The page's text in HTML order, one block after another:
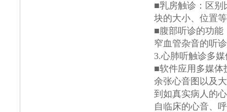
■乳房触诊：区别
块的大小、位置
■腹部听诊的功能
窄血管杂音的听
3.心肺听触诊多
■软件应用多媒体
余张心音图以及
到如真实病人的
自临床的心音、